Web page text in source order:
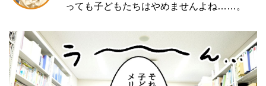
っても子どもたちはやめませんよね……。